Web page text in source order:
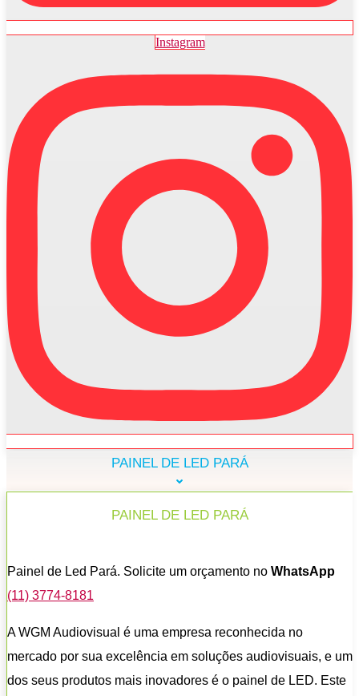
Instagram
PAINEL DE LED PARÁ
PAINEL DE LED PARÁ
Painel de Led Pará. Solicite um orçamento no WhatsApp
(11) 3774-8181
A WGM Audiovisual é uma empresa reconhecida no
mercado por sua excelência em soluções audiovisuais, e um
dos seus produtos mais inovadores é o painel de LED. Este